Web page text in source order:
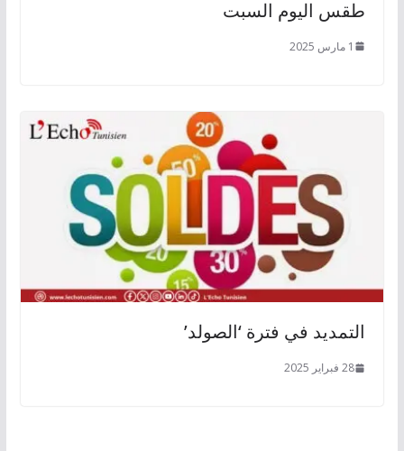
طقس اليوم السبت
1 مارس 2025
التمديد في فترة ‘الصولد’
28 فبراير 2025